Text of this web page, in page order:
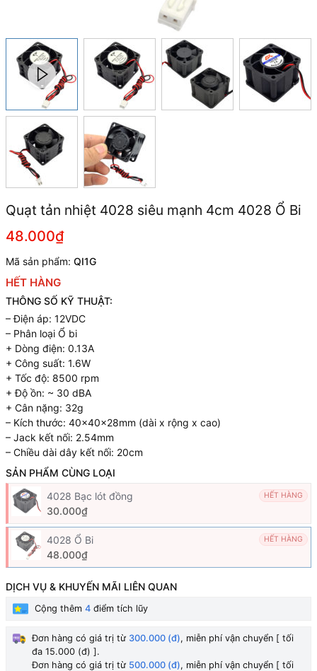
Quạt tản nhiệt 4028 siêu mạnh 4cm 4028 Ổ Bi
48.000₫
Mã sản phẩm: QI1G
HẾT HÀNG
THÔNG SỐ KỸ THUẬT:
– Điện áp: 12VDC
– Phân loại Ổ bi
+ Dòng điện: 0.13A
+ Công suất: 1.6W
+ Tốc độ: 8500 rpm
+ Độ ồn: ~ 30 dBA
+ Cân nặng: 32g
– Kích thước: 40x40x28mm (dài x rộng x cao)
– Jack kết nối: 2.54mm
– Chiều dài dây kết nối: 20cm
SẢN PHẨM CÙNG LOẠI
4028 Bạc lót đồng
HẾT HÀNG
30.000₫
4028 Ổ Bi HẾT HÀNG
48.000₫
DỊCH VỤ & KHUYẾN MÃI LIÊN QUAN
Cộng thêm 4 điểm tích lũy
Đơn hàng có giá trị từ 300.000 (đ), miễn phí vận chuyển [ tối
đa 15.000 (đ) ].
Đơn hàng có giá trị từ 500.000 (đ), miễn phí vận chuyển [ tối